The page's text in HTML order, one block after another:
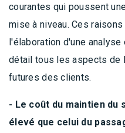
courantes qui poussent
mise à niveau. Ces
l'élaboration d'une
détail tous les aspects de
futures des clients.
- Le coût du maintien du
élevé que celui du